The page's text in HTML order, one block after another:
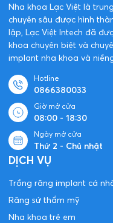
Nha khoa Lạc Việt là
chuyên sâu được hình
lập, Lạc Việt Intech đã
khoa chuyên biệt và
implant nha khoa và
Hotline
0866380033
Giờ mở cửa
08:00 - 18:30
Ngày mở cửa
Thứ 2 - Chủ nhật
DỊCH VỤ
Trồng răng implant cá
Răng sứ thẩm mỹ
Nha khoa trẻ em